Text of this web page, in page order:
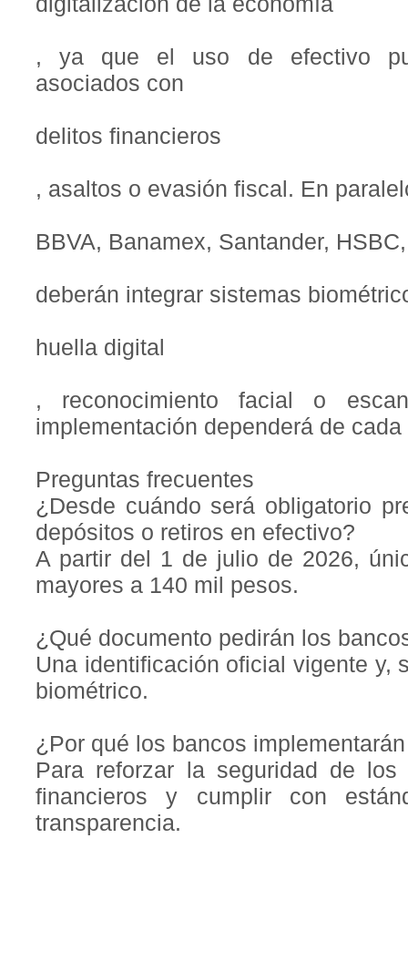
, ya que el uso de efectivo
asociados con
delitos financieros
, asaltos o evasión fiscal. En
BBVA, Banamex, Santander,
deberán integrar sistemas
huella digital
, reconocimiento facial o
implementación dependerá de cada
Preguntas frecuentes
¿Desde cuándo será obligatorio
depósitos o retiros en efectivo?
A partir del 1 de julio de 2026,
mayores a 140 mil pesos.
¿Qué documento pedirán los
Una identificación oficial vigente y,
biométrico.
¿Por qué los bancos
Para reforzar la seguridad de los
financieros y cumplir con
transparencia.